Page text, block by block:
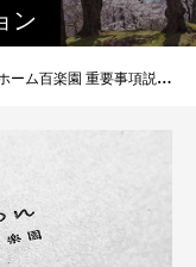
ン
ム百楽園 重要事項説明書